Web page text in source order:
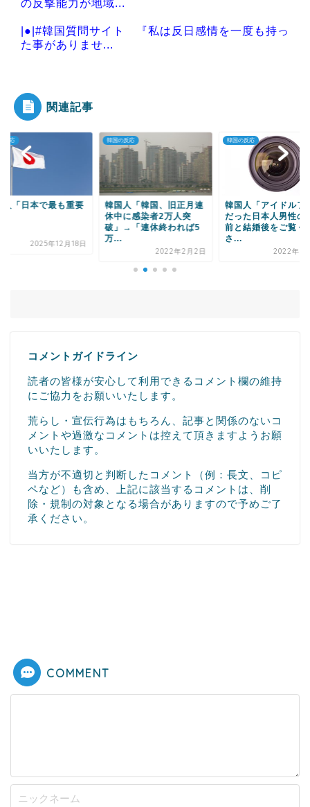
の反撃能力が地域...
|●|#韓国質問サイト 『私は反日感情を一度も持っ
た事がありませ...
Powered by livedoor 相互RSS
関連記事
反応
人「韓国、旧正月連
韓国の反応
韓国人「アイドルファン
だった日本人男性の結婚
前と結婚後をご覧くだ
さ...
2022年7月17日
韓国の反応
韓国人「韓国の感染
7000人台、日本100
台、韓国の致命率、
コメントガイドライン
読者の皆様が安心して利用できるコメント欄の維持
にご協力をお願いいたします。
荒らし・宣伝行為はもちろん、記事と関係のないコ
メントや過激なコメントは控えて頂きますようお願
いいたします。
当方が不適切と判断したコメント（例：長文、コピ
ペなど）も含め、上記に該当するコメントは、削
除・規制の対象となる場合がありますので予めご了
承ください。
COMMENT